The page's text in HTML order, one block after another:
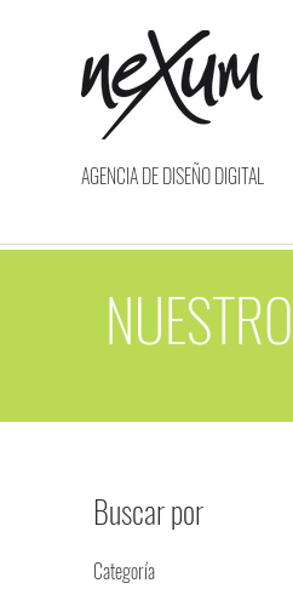
AGENCIA DE DISEÑO DIGITAL
Buscar por
Categoría